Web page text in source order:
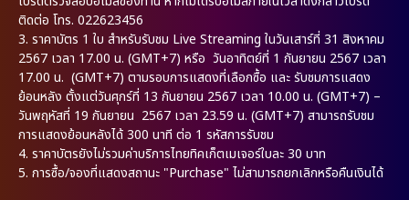
ติดต่อ โทร. 022623456
3. ราคาบัตร 1 ใบ สำหรับรับชม Live Streaming ในวันเสาร์ที่ 31 สิงหาคม
2567 เวลา 17.00 น. (GMT+7) หรือ วันอาทิตย์ที่ 1 กันยายน 2567 เวลา
17.00 น. (GMT+7) ตามรอบการแสดงที่เลือกซื้อ และ รับชมการแสดง
ย้อนหลัง ตั้งแต่วันศุกร์ที่ 13 กันยายน 2567 เวลา 10.00 น. (GMT+7) –
วันพฤหัสที่ 19 กันยายน 2567 เวลา 23.59 น. (GMT+7) สามารถรับชม
การแสดงย้อนหลังได้ 300 นาที ต่อ 1 รหัสการรับชม
4. ราคาบัตรยังไม่รวมค่าบริการไทยทิคเก็ตเมเจอร์ใบละ 30 บาท
5. การซื้อ/จองที่แสดงสถานะ "Purchase" ไม่สามารถยกเลิกหรือคืนเงินได้